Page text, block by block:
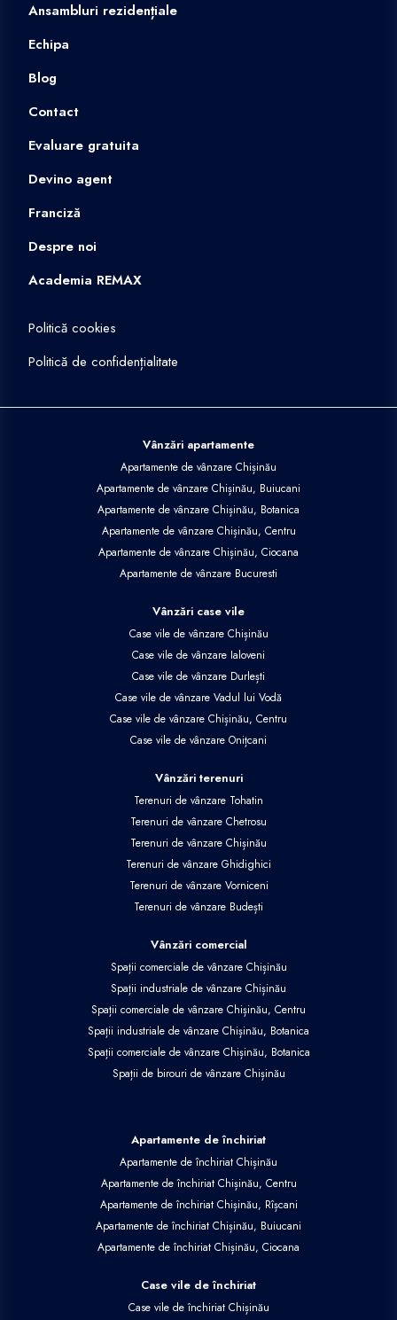
Ansambluri rezidențiale
Echipa
Blog
Contact
Evaluare gratuita
Devino agent
Franciză
Despre noi
Academia REMAX
Politică cookies
Politică de confidențialitate
Vânzări apartamente
Apartamente de vânzare Chișinău
Apartamente de vânzare Chișinău, Buiucani
Apartamente de vânzare Chișinău, Botanica
Apartamente de vânzare Chișinău, Centru
Apartamente de vânzare Chișinău, Ciocana
Apartamente de vânzare Bucuresti
Vânzări case vile
Case vile de vânzare Chișinău
Case vile de vânzare Ialoveni
Case vile de vânzare Durlești
Case vile de vânzare Vadul lui Vodă
Case vile de vânzare Chișinău, Centru
Case vile de vânzare Onițcani
Vânzări terenuri
Terenuri de vânzare Tohatin
Terenuri de vânzare Chetrosu
Terenuri de vânzare Chișinău
Terenuri de vânzare Ghidighici
Terenuri de vânzare Vorniceni
Terenuri de vânzare Budești
Vânzări comercial
Spații comerciale de vânzare Chișinău
Spații industriale de vânzare Chișinău
Spații comerciale de vânzare Chișinău, Centru
Spații industriale de vânzare Chișinău, Botanica
Spații comerciale de vânzare Chișinău, Botanica
Spații de birouri de vânzare Chișinău
Apartamente de închiriat
Apartamente de închiriat Chișinău
Apartamente de închiriat Chișinău, Centru
Apartamente de închiriat Chișinău, Rîșcani
Apartamente de închiriat Chișinău, Buiucani
Apartamente de închiriat Chișinău, Ciocana
Case vile de închiriat
Case vile de închiriat Chișinău